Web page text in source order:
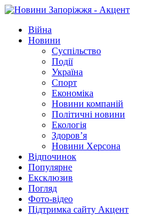
Війна
Новини
Суспільство
Події
Україна
Спорт
Економіка
Новини компаній
Політичні новини
Екологія
Здоров’я
Новини Херсона
Відпочинок
Популярне
Ексклюзив
Погляд
Фото-відео
Підтримка сайту Акцент